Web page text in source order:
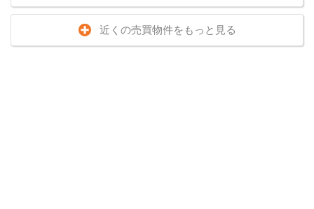
近くの売買物件をもっと見る